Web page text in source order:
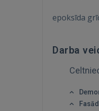
epoksīda
Darba